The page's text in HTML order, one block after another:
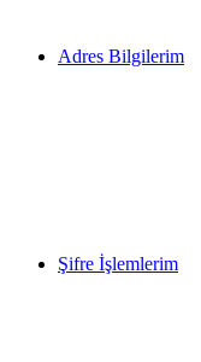
Adres Bilgilerim
Şifre İşlemlerim